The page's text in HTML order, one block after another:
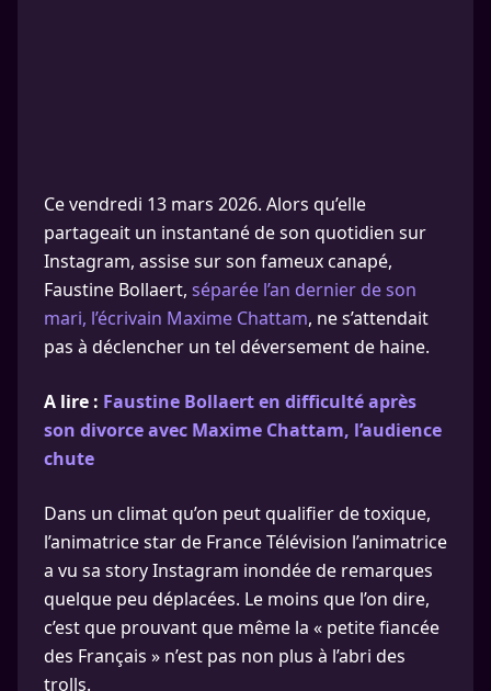
Ce vendredi 13 mars 2026. Alors qu’elle
partageait un instantané de son quotidien sur
Instagram, assise sur son fameux canapé,
Faustine Bollaert, séparée l’an dernier de son
mari, l’écrivain Maxime Chattam, ne s’attendait
pas à déclencher un tel déversement de haine.
A lire : Faustine Bollaert en difficulté après
son divorce avec Maxime Chattam, l’audience
chute
Dans un climat qu’on peut qualifier de toxique,
l’animatrice star de France Télévision l’animatrice
a vu sa story Instagram inondée de remarques
quelque peu déplacées. Le moins que l’on dire,
c’est que prouvant que même la « petite fiancée
des Français » n’est pas non plus à l’abri des
trolls.